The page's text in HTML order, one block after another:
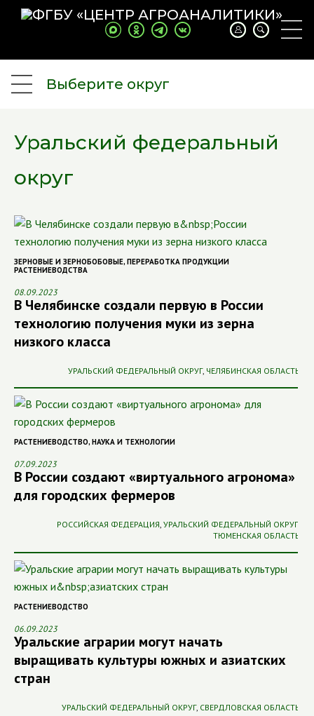
Выберите округ
Уральский федеральный
округ
ЗЕРНОВЫЕ И ЗЕРНОБОБОВЫЕ, ПЕРЕРАБОТКА ПРОДУКЦИИ
РАСТЕНИЕВОДСТВА
08.09.2023
В Челябинске создали первую в России
технологию получения муки из зерна
низкого класса
УРАЛЬСКИЙ ФЕДЕРАЛЬНЫЙ ОКРУГ, ЧЕЛЯБИНСКАЯ ОБЛАСТЬ
РАСТЕНИЕВОДСТВО, НАУКА И ТЕХНОЛОГИИ
07.09.2023
В России создают «виртуального агронома»
для городских фермеров
РОССИЙСКАЯ ФЕДЕРАЦИЯ, УРАЛЬСКИЙ ФЕДЕРАЛЬНЫЙ ОКРУГ
ТЮМЕНСКАЯ ОБЛАСТЬ
РАСТЕНИЕВОДСТВО
06.09.2023
Уральские аграрии могут начать
выращивать культуры южных и азиатских
стран
УРАЛЬСКИЙ ФЕДЕРАЛЬНЫЙ ОКРУГ, СВЕРДЛОВСКАЯ ОБЛАСТЬ